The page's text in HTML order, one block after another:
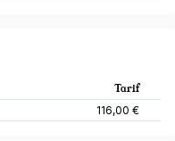
Tarif
116,00 €